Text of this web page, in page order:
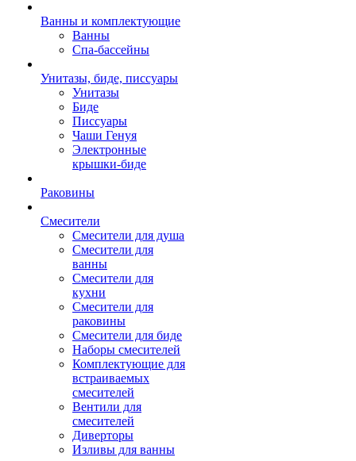
Ванны и комплектующие
Ванны
Спа-бассейны
Унитазы, биде, писсуары
Унитазы
Биде
Писсуары
Чаши Генуя
Электронные
крышки-биде
Раковины
Смесители
Смесители для душа
Смесители для
ванны
Смесители для
кухни
Смесители для
раковины
Смесители для биде
Наборы смесителей
Комплектующие для
встраиваемых
смесителей
Вентили для
смесителей
Диверторы
Изливы для ванны